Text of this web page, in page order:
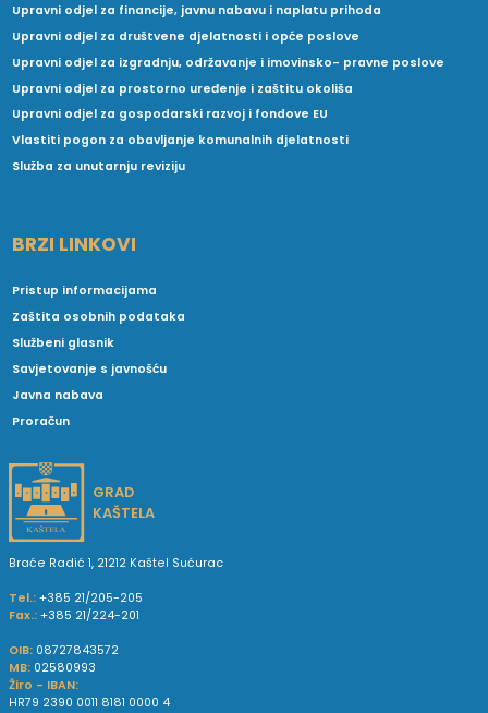
Upravni odjel za financije, javnu nabavu i naplatu prihoda
Upravni odjel za društvene djelatnosti i opće poslove
Upravni odjel za izgradnju, održavanje i imovinsko- pravne poslove
Upravni odjel za prostorno uređenje i zaštitu okoliša
Upravni odjel za gospodarski razvoj i fondove EU
Vlastiti pogon za obavljanje komunalnih djelatnosti
Služba za unutarnju reviziju
BRZI LINKOVI
Pristup informacijama
Zaštita osobnih podataka
Službeni glasnik
Savjetovanje s javnošću
Javna nabava
Proračun
GRAD
KAŠTELA
Braće Radić 1, 21212 Kaštel Sućurac
Tel.: +385 21/205-205
Fax.: +385 21/224-201
OIB: 08727843572
MB: 02580993
Žiro - IBAN:
HR79 2390 0011 8181 0000 4